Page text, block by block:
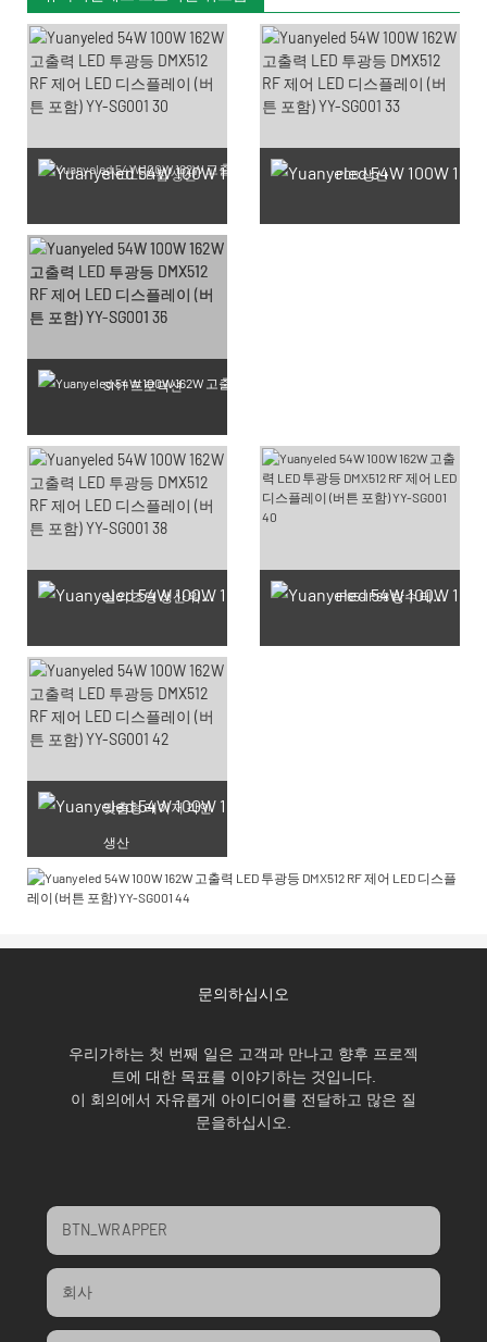
SMD LED 칩 생산 PCB 생산
SMT 프로덕션
실외 조명 생산 워크숍 IP65-IP68 방수 테스트 완료 제품
맞춤형 레이저 각인
생산
문의하십시오
우리가하는 첫 번째 일은 고객과 만나고 향후 프로젝
트에 대한 목표를 이야기하는 것입니다.
이 회의에서 자유롭게 아이디어를 전달하고 많은 질
문을하십시오.
BTN_WRAPPER
회사